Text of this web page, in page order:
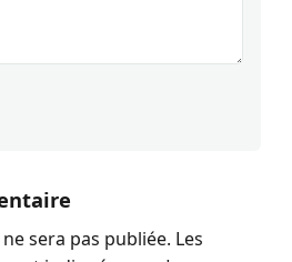
sera pas publiée. Les